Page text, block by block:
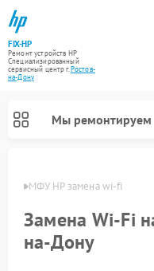
FIX-HP
Ремонт устройств HP
Специализированный
cервисный центр г.Ростов-
на-Дону
Мы ремонтируем
МФУ HP замена wi-fi
Замена Wi-Fi
на-Дону